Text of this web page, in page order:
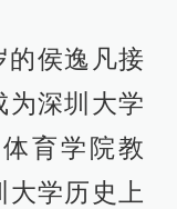
的侯逸凡接
为深圳大学
育学院教
大学历史上